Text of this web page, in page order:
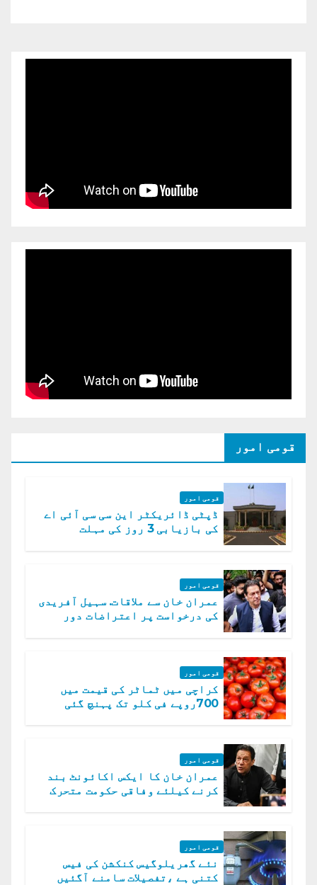
قومی امور
قومی امور
ڈپٹی ڈائریکٹر این سی سی آئی اے
کی بازیابی 3 روز کی مہلت
قومی امور
عمران خان سے ملاقات. سہیل آفریدی
کی درخواست پر اعتراضات دور
قومی امور
کراچی میں ٹماٹر کی قیمت میں
700روپے فی کلو تک پہنچ گئی
قومی امور
عمران خان کا ایکس اکائونٹ بند
کرنے کیلئے وفاقی حکومت متحرک
قومی امور
نئے گھریلوگیس کنکشن کی فیس
کتنی ہے ،تفصیلات سامنے آگئیں